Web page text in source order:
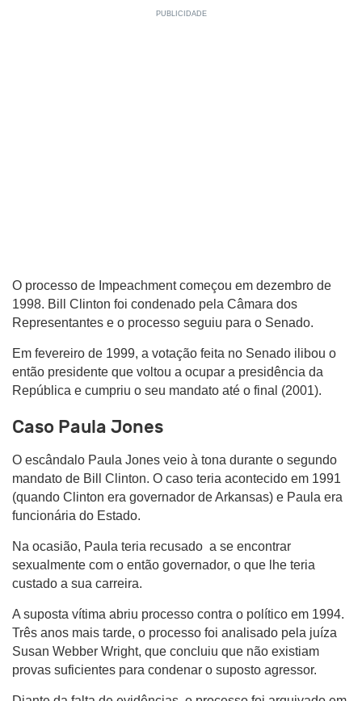
O processo de Impeachment começou em dezembro de
1998. Bill Clinton foi condenado pela Câmara dos
Representantes e o processo seguiu para o Senado.
Em fevereiro de 1999, a votação feita no Senado ilibou o
então presidente que voltou a ocupar a presidência da
República e cumpriu o seu mandato até o final (2001).
Caso Paula Jones
O escândalo Paula Jones veio à tona durante o segundo
mandato de Bill Clinton. O caso teria acontecido em 1991
(quando Clinton era governador de Arkansas) e Paula era
funcionária do Estado.
Na ocasião, Paula teria recusado a se encontrar
sexualmente com o então governador, o que lhe teria
custado a sua carreira.
A suposta vítima abriu processo contra o político em 1994.
Três anos mais tarde, o processo foi analisado pela juíza
Susan Webber Wright, que concluiu que não existiam
provas suficientes para condenar o suposto agressor.